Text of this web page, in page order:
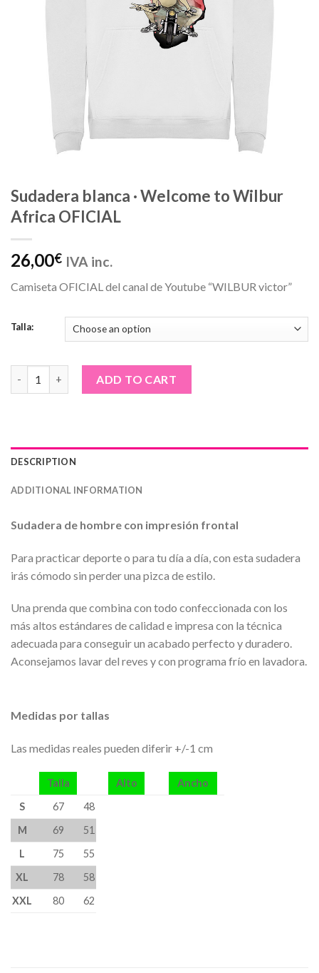
Sudadera blanca · Welcome to Wilbur
Africa OFICIAL
26,00€ IVA inc.
Camiseta OFICIAL del canal de Youtube “WILBUR victor”
Talla:
ADD TO CART
DESCRIPTION
ADDITIONAL INFORMATION
Sudadera de hombre con impresión frontal
Para practicar deporte o para tu día a día, con esta sudadera
irás cómodo sin perder una pizca de estilo.
Una prenda que combina con todo confeccionada con los
más altos estándares de calidad e impresa con la técnica
adecuada para conseguir un acabado perfecto y duradero.
Aconsejamos lavar del reves y con programa frío en lavadora.
Medidas por tallas
Las medidas reales pueden diferir +/-1 cm
Talla Alto
Ancho
S
67
48
M
69
51
L
75
55
XL
78
58
XXL
80 62